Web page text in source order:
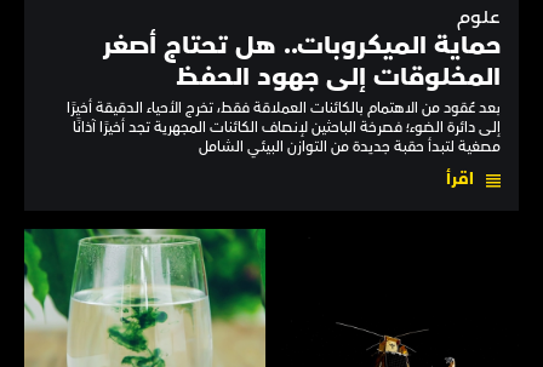
علوم
حماية الميكروبات.. هل تحتاج أصغر
المخلوقات إلى جهود الحفظ
بعد عُقود من الاهتمام بالكائنات العملاقة فقط، تخرج الأحياء الدقيقة أخيرًا
إلى دائرة الضوء؛ فصرخة الباحثين لإنصاف الكائنات المجهرية تجد أخيرًا آذانًا
مصغية لتبدأ حقبة جديدة من التوازن البيئي الشامل
اقرأ